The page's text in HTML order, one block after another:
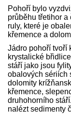
Pohoří bylo
průběhu třetihor a
ruly, které je
křemence a
Jádro pohoří tvoří
krystalické
stáří jako jsou
obalových sériích
dolomity
křemence,
druhohorního
nalézt sedimenty